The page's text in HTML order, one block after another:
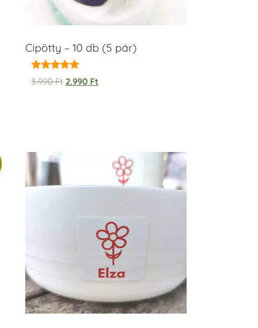
Cipötty – 10 db (5 pár)
Értékelés:
5.00
3.990Ft 2.990 Ft